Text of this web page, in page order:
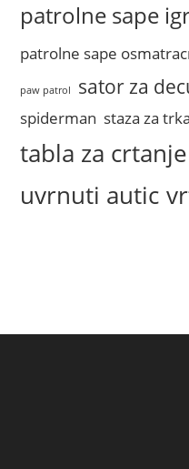
patrolne sape
patrolne sape
paw patrol sator za
spiderman staza za
tabla za
uvrnuti autic